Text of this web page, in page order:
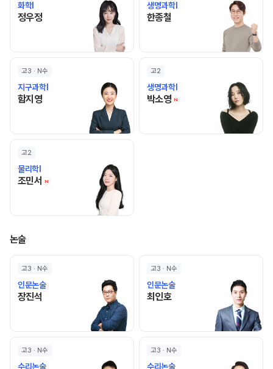
화학I
정우정정우정 선생님 홈 바로가기
생명과학I
한종철 한종철 선생님 홈 바로가기
고3 · N수
지구과학I
함지영함지영 선생님 홈 바로가기
고2
생명과학I
박소영 N 박소영 선생님 홈 바로
고2
물리학I
조민서 N 조민서 선생님 홈 바로가기
논술
고3 · N수
인문논술
장진석 장진석 선생님 홈 바로가기
고3 · N수
인문논술
최인호최인호 선생님 홈 바로가기
고3 · N수
수리논술
고3 · N수
수리논술